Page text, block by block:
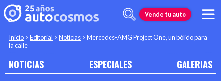
Vende tu auto
Inicio >Editorial >Noticias >Mercedes-AMG Project One, un bólido para
la calle
NOTICIAS ESPECIALES GALERIAS